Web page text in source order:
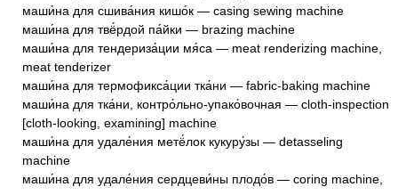
маши́на для сшива́ния кишо́к — casing sewing machine
маши́на для твё́рдой па́йки — brazing machine
маши́на для тендериза́ции мя́са — meat renderizing machine,
meat tenderizer
маши́на для термофикса́ции тка́ни — fabric-baking machine
маши́на для тка́ни, контро́льно-упако́вочная — cloth-inspection
[cloth-looking, examining] machine
маши́на для удале́ния метё́лок кукуру́зы — detasseling
machine
маши́на для удале́ния сердцеви́ны плодо́в — coring machine,